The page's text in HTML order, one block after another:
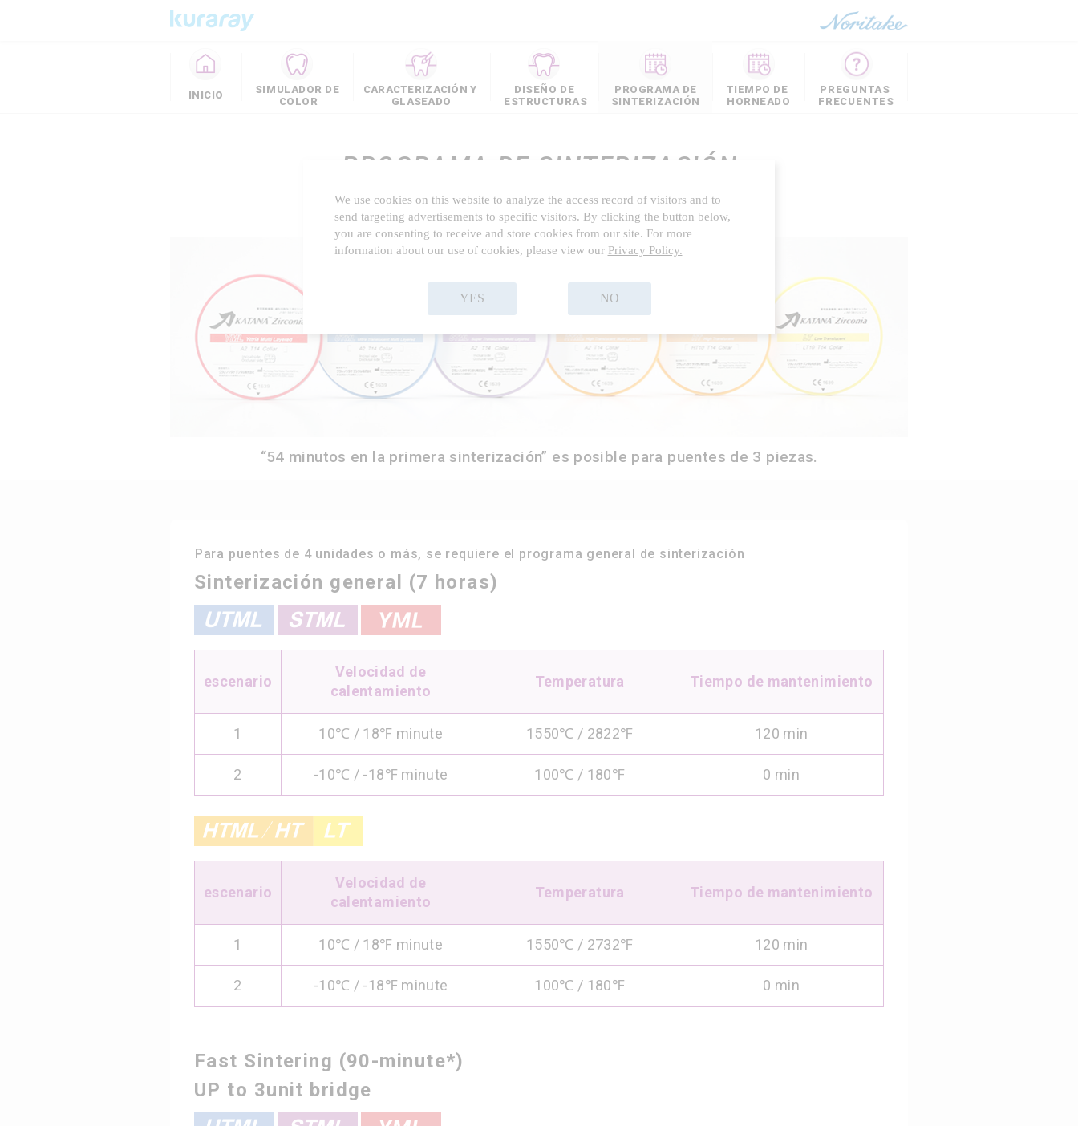
We use cookies on this website to analyze the access record of visitors and to
send targeting advertisements to specific visitors. By clicking the button below,
you are consenting to receive and store cookies from our site. For more
information about our use of cookies, please view our Privacy Policy.
YES NO
INICIO
SIMULADOR DE
COLOR
CARACTERIZACIÓN Y
GLASEADO
DISEÑO DE
ESTRUCTURAS
PROGRAMA DE
SINTERIZACIÓN
TIEMPO DE
HORNEADO
PREGUNTAS
FRECUENTES
PROGRAMA DE SINTERIZACIÓN
“54 minutos en la primera sinterización” es posible para puentes de 3 piezas.
Para puentes de 4 unidades o más, se requiere el programa general de sinterización
Sinterización general (7 horas)
escenario
Velocidad de
calentamiento
Temperatura Tiempo de mantenimiento
1 10℃ / 18℉ minute 1550℃ / 2822℉ 120 min
2 -10℃ / -18℉ minute 100℃ / 180℉ 0 min
escenario
Velocidad de
calentamiento
Temperatura Tiempo de mantenimiento
1 10℃ / 18℉ minute 1550℃ / 2732℉ 120 min
2 -10℃ / -18℉ minute 100℃ / 180℉ 0 min
Fast Sintering (90-minute*)
UP to 3unit bridge